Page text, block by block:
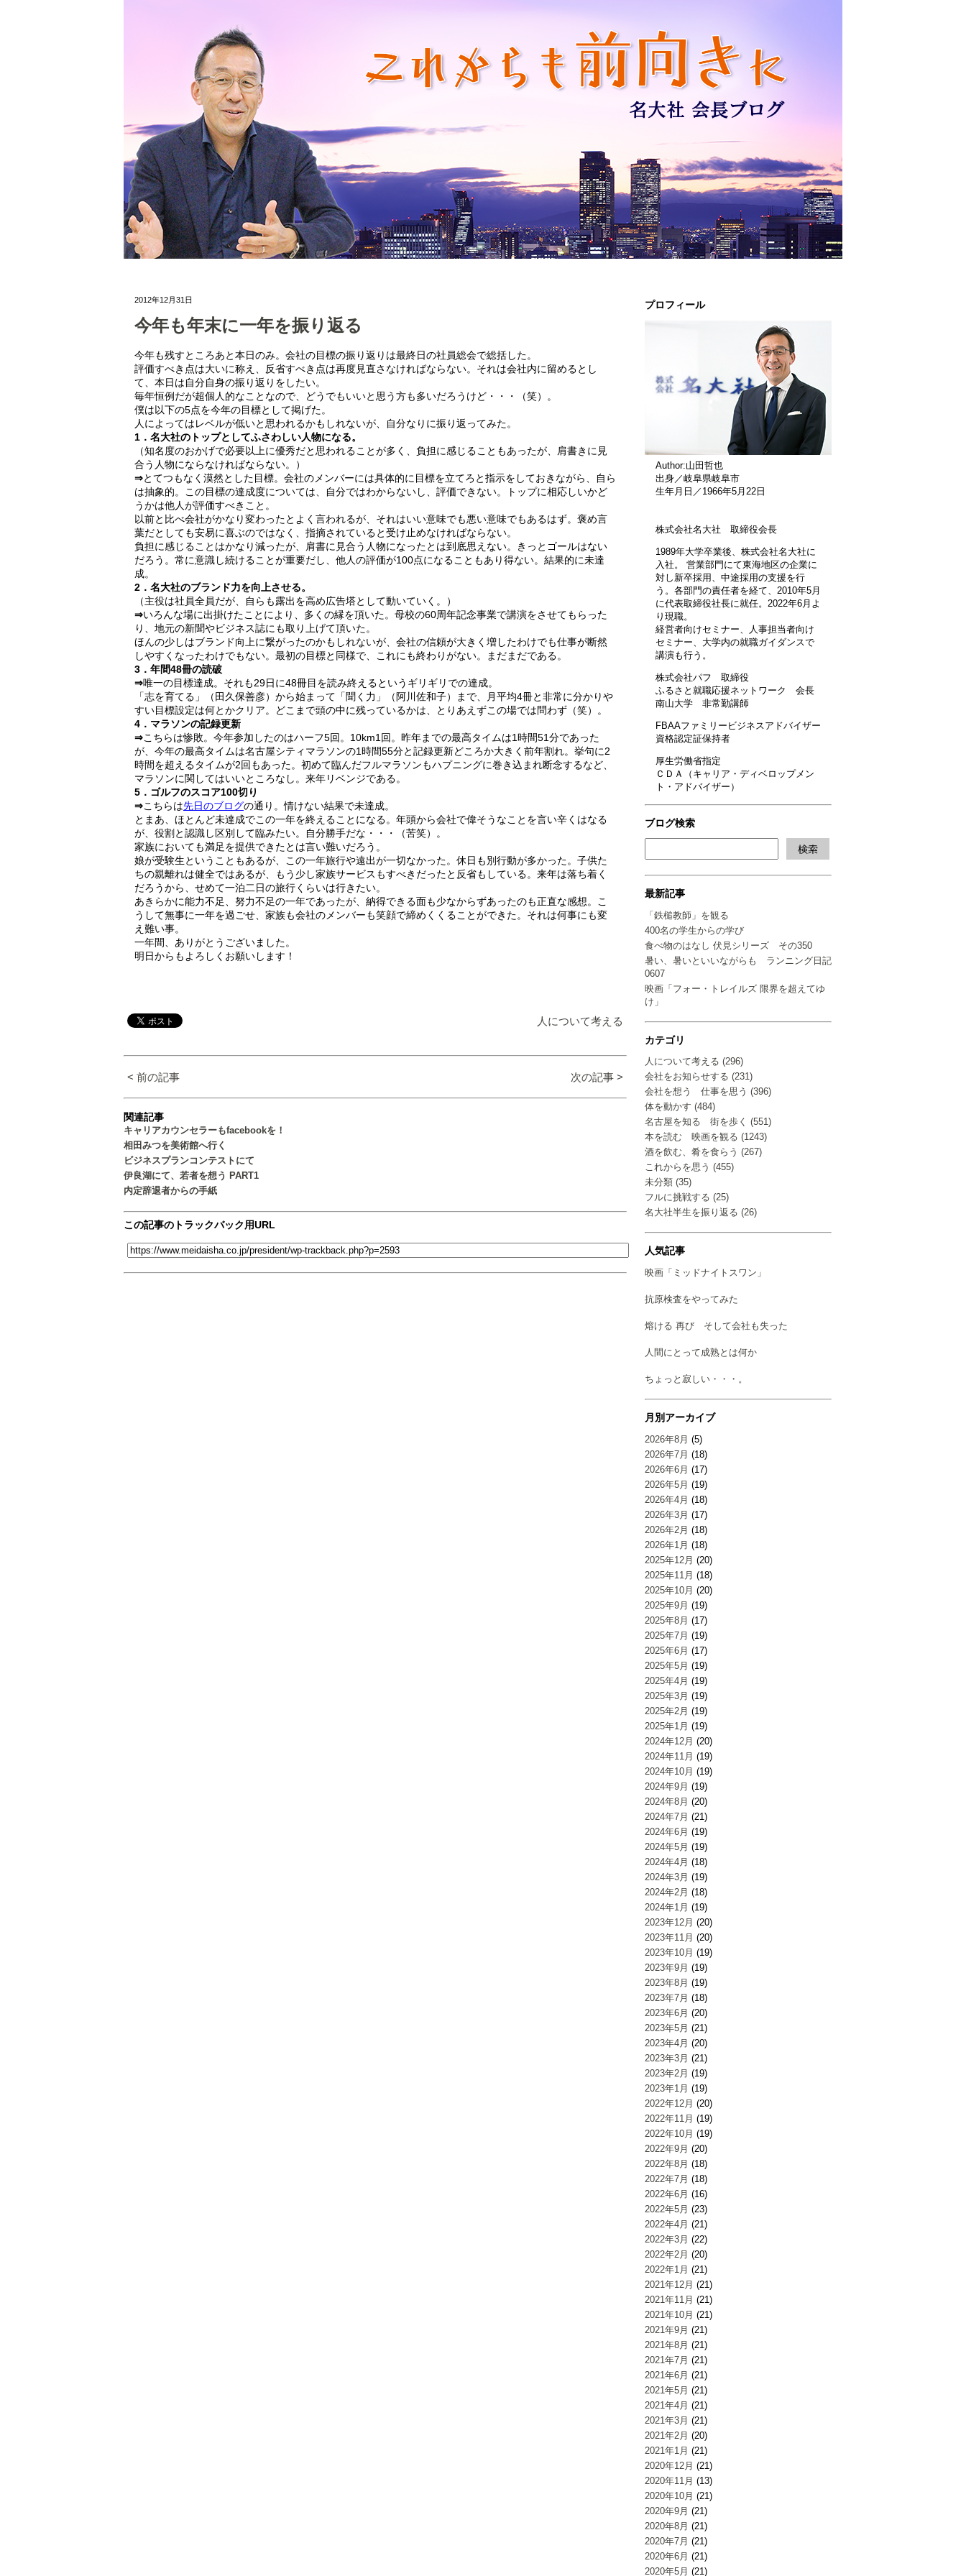
プロフィール
Author:山田哲也
出身／岐阜県岐阜市
生年月日／1966年5月22日
株式会社名大社 取締役会長
1989年大学卒業後、株式会社名大社に
入社。 営業部門にて東海地区の企業に
対し新卒採用、中途採用の支援を行
う。各部門の責任者を経て、2010年5月
に代表取締役社長に就任。2022年6月よ
り現職。
経営者向けセミナー、人事担当者向け
セミナー、大学内の就職ガイダンスで
講演も行う。
株式会社パフ 取締役
ふるさと就職応援ネットワーク 会長
南山大学 非常勤講師
FBAAファミリービジネスアドバイザー
資格認定証保持者
厚生労働省指定
ＣＤＡ（キャリア・ディベロップメン
ト・アドバイザー）
ブログ検索
最新記事
「鉄槌教師」を観る
400名の学生からの学び
食べ物のはなし 伏見シリーズ その350
暑い、暑いといいながらも ランニング日記
0607
映画「フォー・トレイルズ 限界を超えてゆ
け」
カテゴリ
人について考える (296)
会社をお知らせする (231)
会社を想う 仕事を思う (396)
体を動かす (484)
名古屋を知る 街を歩く (551)
本を読む 映画を観る (1243)
酒を飲む、肴を食らう (267)
これからを思う (455)
未分類 (35)
フルに挑戦する (25)
名大社半生を振り返る (26)
人気記事
映画「ミッドナイトスワン」
抗原検査をやってみた
熔ける 再び そして会社も失った
人間にとって成熟とは何か
ちょっと寂しい・・・。
月別アーカイブ
2026年8月 (5)
2026年7月 (18)
2026年6月 (17)
2026年5月 (19)
2026年4月 (18)
2026年3月 (17)
2026年2月 (18)
2026年1月 (18)
2025年12月 (20)
2025年11月 (18)
2025年10月 (20)
2025年9月 (19)
2025年8月 (17)
2025年7月 (19)
2025年6月 (17)
2025年5月 (19)
2025年4月 (19)
2025年3月 (19)
2025年2月 (19)
2025年1月 (19)
2024年12月 (20)
2024年11月 (19)
2024年10月 (19)
2024年9月 (19)
2024年8月 (20)
2024年7月 (21)
2024年6月 (19)
2024年5月 (19)
2024年4月 (18)
2024年3月 (19)
2024年2月 (18)
2024年1月 (19)
2023年12月 (20)
2023年11月 (20)
2023年10月 (19)
2023年9月 (19)
2023年8月 (19)
2023年7月 (18)
2023年6月 (20)
2023年5月 (21)
2023年4月 (20)
2023年3月 (21)
2023年2月 (19)
2023年1月 (19)
2022年12月 (20)
2022年11月 (19)
2022年10月 (19)
2022年9月 (20)
2022年8月 (18)
2022年7月 (18)
2022年6月 (16)
2022年5月 (23)
2022年4月 (21)
2022年3月 (22)
2022年2月 (20)
2022年1月 (21)
2021年12月 (21)
2021年11月 (21)
2021年10月 (21)
2021年9月 (21)
2021年8月 (21)
2021年7月 (21)
2021年6月 (21)
2021年5月 (21)
2021年4月 (21)
2021年3月 (21)
2021年2月 (20)
2021年1月 (21)
2020年12月 (21)
2020年11月 (13)
2020年10月 (21)
2020年9月 (21)
2020年8月 (21)
2020年7月 (21)
2020年6月 (21)
2020年5月 (21)
2012年12月31日
今年も年末に一年を振り返る
今年も残すところあと本日のみ。会社の目標の振り返りは最終日の社員総会で総括した。
評価すべき点は大いに称え、反省すべき点は再度見直さなければならない。それは会社内に留めるとし
て、本日は自分自身の振り返りをしたい。
毎年恒例だが超個人的なことなので、どうでもいいと思う方も多いだろうけど・・・（笑）。
僕は以下の5点を今年の目標として掲げた。
人によってはレベルが低いと思われるかもしれないが、自分なりに振り返ってみた。
1．名大社のトップとしてふさわしい人物になる。
（知名度のおかげで必要以上に優秀だと思われることが多く、負担に感じることもあったが、肩書きに見
合う人物にならなければならない。）
⇒とてつもなく漠然とした目標。会社のメンバーには具体的に目標を立てろと指示をしておきながら、自ら
は抽象的。この目標の達成度については、自分ではわからないし、評価できない。トップに相応しいかど
うかは他人が評価すべきこと。
以前と比べ会社がかなり変わったとよく言われるが、それはいい意味でも悪い意味でもあるはず。褒め言
葉だとしても安易に喜ぶのではなく、指摘されていると受け止めなければならない。
負担に感じることはかなり減ったが、肩書に見合う人物になったとは到底思えない。きっとゴールはない
だろう。常に意識し続けることが重要だし、他人の評価が100点になることもあり得ない。結果的に未達
成。
2．名大社のブランド力を向上させる。
（主役は社員全員だが、自らも露出を高め広告塔として動いていく。）
⇒いろんな場に出掛けたことにより、多くの縁を頂いた。母校の60周年記念事業で講演をさせてもらった
り、地元の新聞やビジネス誌にも取り上げて頂いた。
ほんの少しはブランド向上に繋がったのかもしれないが、会社の信頼が大きく増したわけでも仕事が断然
しやすくなったわけでもない。最初の目標と同様で、これにも終わりがない。まだまだである。
3．年間48冊の読破
⇒唯一の目標達成。それも29日に48冊目を読み終えるというギリギリでの達成。
「志を育てる」（田久保善彦）から始まって「聞く力」（阿川佐和子）まで、月平均4冊と非常に分かりや
すい目標設定は何とかクリア。どこまで頭の中に残っているかは、とりあえずこの場では問わず（笑）。
4．マラソンの記録更新
⇒こちらは惨敗。今年参加したのはハーフ5回。10km1回。昨年までの最高タイムは1時間51分であった
が、今年の最高タイムは名古屋シティマラソンの1時間55分と記録更新どころか大きく前年割れ。挙句に2
時間を超えるタイムが2回もあった。初めて臨んだフルマラソンもハプニングに巻き込まれ断念するなど、
マラソンに関してはいいところなし。来年リベンジである。
5．ゴルフのスコア100切り
⇒こちらは先日のブログの通り。情けない結果で未達成。
とまあ、ほとんど未達成でこの一年を終えることになる。年頭から会社で偉そうなことを言い辛くはなる
が、役割と認識し区別して臨みたい。自分勝手だな・・・（苦笑）。
家族においても満足を提供できたとは言い難いだろう。
娘が受験生ということもあるが、この一年旅行や遠出が一切なかった。休日も別行動が多かった。子供た
ちの親離れは健全ではあるが、もう少し家族サービスもすべきだったと反省もしている。来年は落ち着く
だろうから、せめて一泊二日の旅行くらいは行きたい。
あきらかに能力不足、努力不足の一年であったが、納得できる面も少なからずあったのも正直な感想。こ
うして無事に一年を過ごせ、家族も会社のメンバーも笑顔で締めくくることができた。それは何事にも変
え難い事。
一年間、ありがとうございました。
明日からもよろしくお願いします！
人について考える
< 前の記事 次の記事 >
関連記事
キャリアカウンセラーもfacebookを！
相田みつを美術館へ行く
ビジネスプランコンテストにて
伊良湖にて、若者を想う PART1
内定辞退者からの手紙
この記事のトラックバック用URL